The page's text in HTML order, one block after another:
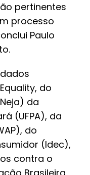
pertinentes
processo
Paulo
do
da
(UFPA), da
do
(Idec),
contra o